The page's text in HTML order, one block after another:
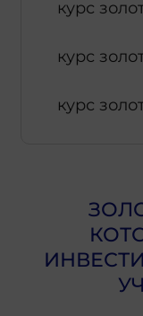
курс
курс
курс